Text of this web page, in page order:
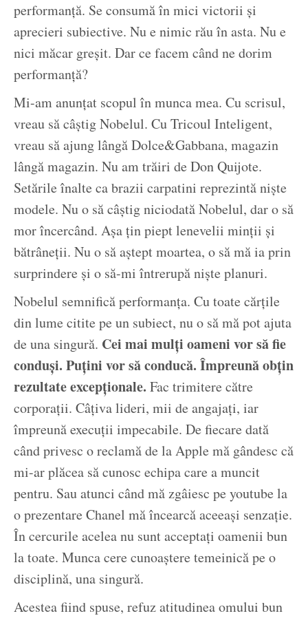
performanță. Se consumă în mici victorii și
aprecieri subiective. Nu e nimic rău în asta. Nu e
nici măcar greșit. Dar ce facem când ne dorim
performanță?
Mi-am anunțat scopul în munca mea. Cu scrisul,
vreau să câștig Nobelul. Cu Tricoul Inteligent,
vreau să ajung lângă Dolce&Gabbana, magazin
lângă magazin. Nu am trăiri de Don Quijote.
Setările înalte ca brazii carpatini reprezintă niște
modele. Nu o să câștig niciodată Nobelul, dar o să
mor încercând. Așa țin piept lenevelii minții și
bătrâneții. Nu o să aștept moartea, o să mă ia prin
surprindere și o să-mi întrerupă niște planuri.
Nobelul semnifică performanța. Cu toate cărțile
din lume citite pe un subiect, nu o să mă pot ajuta
de una singură. Cei mai mulți oameni vor să fie
conduși. Puțini vor să conducă. Împreună obțin
rezultate excepționale. Fac trimitere către
corporații. Câțiva lideri, mii de angajați, iar
împreună execuții impecabile. De fiecare dată
când privesc o reclamă de la Apple mă gândesc că
mi-ar plăcea să cunosc echipa care a muncit
pentru. Sau atunci când mă zgâiesc pe youtube la
o prezentare Chanel mă încearcă aceeași senzație.
În cercurile acelea nu sunt acceptați oamenii bun
la toate. Munca cere cunoaștere temeinică pe o
disciplină, una singură.
Acestea fiind spuse, refuz atitudinea omului bun